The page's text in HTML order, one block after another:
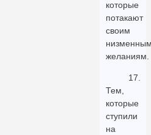
которые
потакают
своим
желаниям.
17.
Тем,
которые
ступили
на